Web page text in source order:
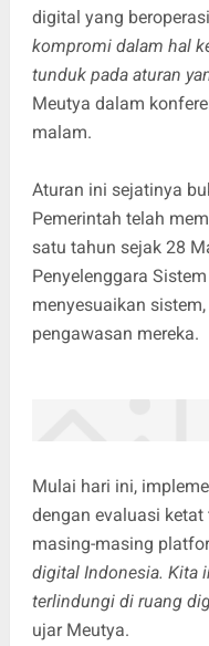
digital yang
kompromi dalam hal
tunduk pada aturan
Meutya dalam
malam.
Aturan ini sejatinya
Pemerintah telah
satu tahun sejak 28
Penyelenggara
menyesuaikan
pengawasan mereka.
Mulai hari ini,
dengan evaluasi
masing-masing
digital Indonesia. Kita
terlindungi di ruang
ujar Meutya.